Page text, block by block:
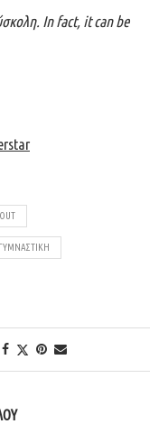
In fact, it can be
ΓΥΜΝΑΣΤΙΚΉ